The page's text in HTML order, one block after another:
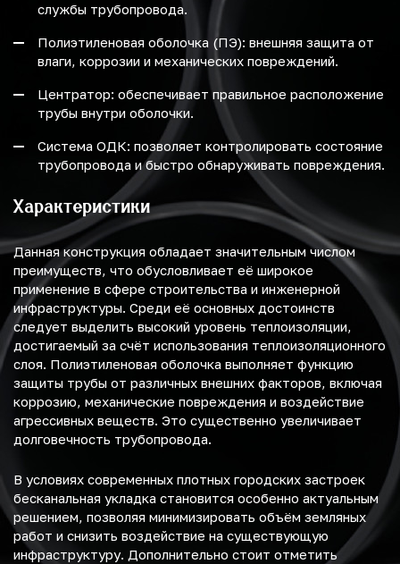
службы трубопровода.
Полиэтиленовая оболочка (ПЭ): внешняя защита от
влаги, коррозии и механических повреждений.
Центратор: обеспечивает правильное расположение
трубы внутри оболочки.
Система ОДК: позволяет контролировать состояние
трубопровода и быстро обнаруживать повреждения.
Характеристики
Данная конструкция обладает значительным числом
преимуществ, что обусловливает её широкое
применение в сфере строительства и инженерной
инфраструктуры. Среди её основных достоинств
следует выделить высокий уровень теплоизоляции,
достигаемый за счёт использования теплоизоляционного
слоя. Полиэтиленовая оболочка выполняет функцию
защиты трубы от различных внешних факторов, включая
коррозию, механические повреждения и воздействие
агрессивных веществ. Это существенно увеличивает
долговечность трубопровода.
В условиях современных плотных городских застроек
бесканальная укладка становится особенно актуальным
решением, позволяя минимизировать объём земляных
работ и снизить воздействие на существующую
инфраструктуру. Дополнительно стоит отметить